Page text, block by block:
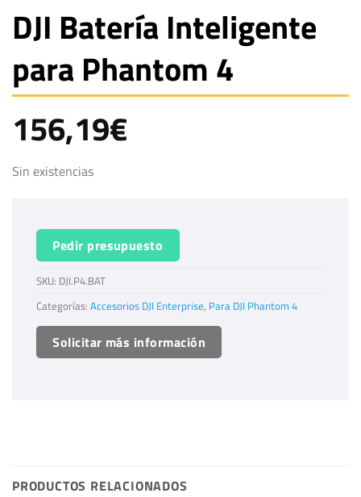
DJI Batería Inteligente
para Phantom 4
156,19€
Sin existencias
Pedir presupuesto
SKU: DJI.P4.BAT
Categorías: Accesorios DJI Enterprise, Para DJI Phantom 4
Solicitar más información
PRODUCTOS RELACIONADOS